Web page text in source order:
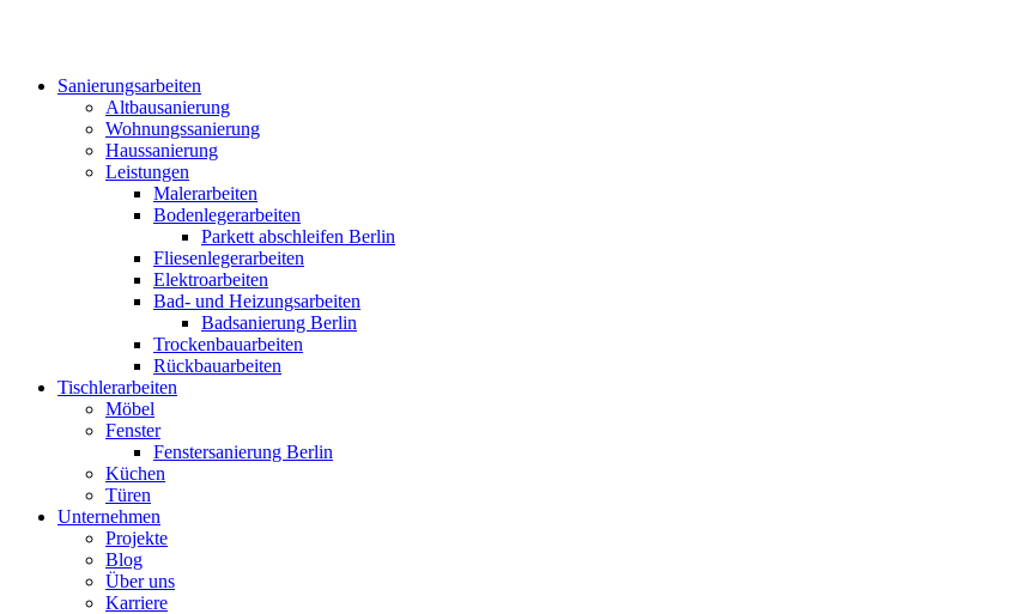
Sanierungsarbeiten
Altbausanierung
Wohnungssanierung
Haussanierung
Leistungen
Malerarbeiten
Bodenlegerarbeiten
Parkett abschleifen Berlin
Fliesenlegerarbeiten
Elektroarbeiten
Bad- und Heizungsarbeiten
Badsanierung Berlin
Trockenbauarbeiten
Rückbauarbeiten
Tischlerarbeiten
Möbel
Fenster
Fenstersanierung Berlin
Küchen
Türen
Unternehmen
Projekte
Blog
Über uns
Karriere